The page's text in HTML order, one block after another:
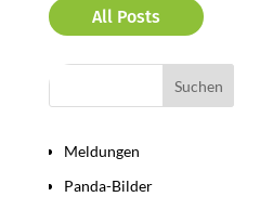
All Posts
Meldungen
Panda-Bilder